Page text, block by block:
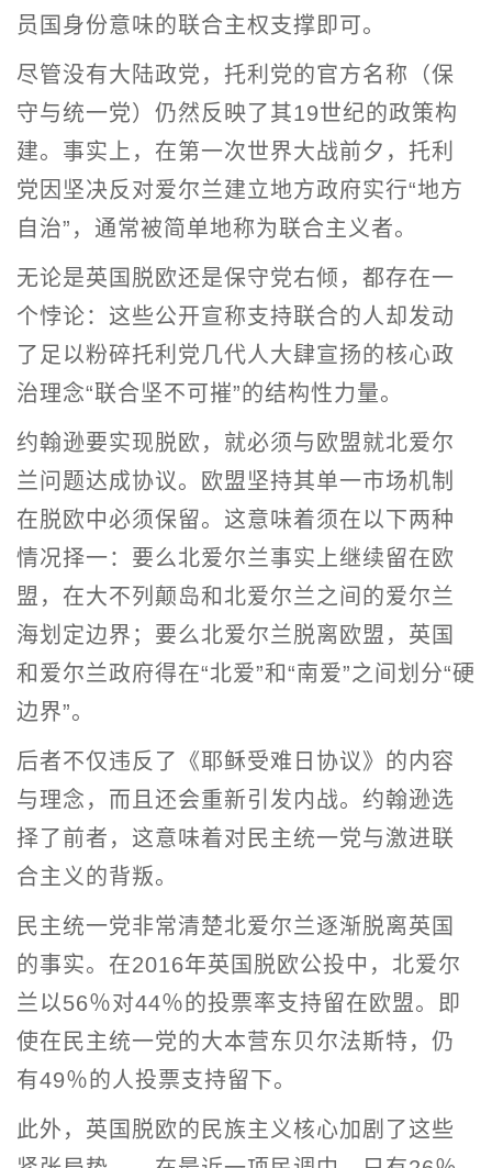
员国身份意味的联合主权支撑即可。
尽管没有大陆政党，托利党的官方名称（保
守与统一党）仍然反映了其19世纪的政策构
建。事实上，在第一次世界大战前夕，托利
党因坚决反对爱尔兰建立地方政府实行“地方
自治”，通常被简单地称为联合主义者。
无论是英国脱欧还是保守党右倾，都存在一
个悖论：这些公开宣称支持联合的人却发动
了足以粉碎托利党几代人大肆宣扬的核心政
治理念“联合坚不可摧”的结构性力量。
约翰逊要实现脱欧，就必须与欧盟就北爱尔
兰问题达成协议。欧盟坚持其单一市场机制
在脱欧中必须保留。这意味着须在以下两种
情况择一：要么北爱尔兰事实上继续留在欧
盟，在大不列颠岛和北爱尔兰之间的爱尔兰
海划定边界；要么北爱尔兰脱离欧盟，英国
和爱尔兰政府得在“北爱”和“南爱”之间划分“硬
边界”。
后者不仅违反了《耶稣受难日协议》的内容
与理念，而且还会重新引发内战。约翰逊选
择了前者，这意味着对民主统一党与激进联
合主义的背叛。
民主统一党非常清楚北爱尔兰逐渐脱离英国
的事实。在2016年英国脱欧公投中，北爱尔
兰以56％对44％的投票率支持留在欧盟。即
使在民主统一党的大本营东贝尔法斯特，仍
有49％的人投票支持留下。
此外，英国脱欧的民族主义核心加剧了这些